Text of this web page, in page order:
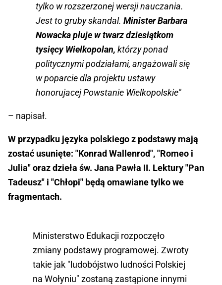
tylko w rozszerzonej wersji nauczania.
Jest to gruby skandal. Minister Barbara
Nowacka pluje w twarz dziesiątkom
tysięcy Wielkopolan, którzy ponad
politycznymi podziałami, angażowali się
w poparcie dla projektu ustawy
honorujacej Powstanie Wielkopolskie"
– napisał.
W przypadku języka polskiego z podstawy mają
zostać usunięte: "Konrad Wallenrod", "Romeo i
Julia" oraz dzieła św. Jana Pawła II. Lektury "Pan
Tadeusz" i "Chłopi" będą omawiane tylko we
fragmentach.
Ministerstwo Edukacji rozpoczęło
zmiany podstawy programowej. Zwroty
takie jak "ludobójstwo ludności Polskiej
na Wołyniu" zostaną zastąpione innymi